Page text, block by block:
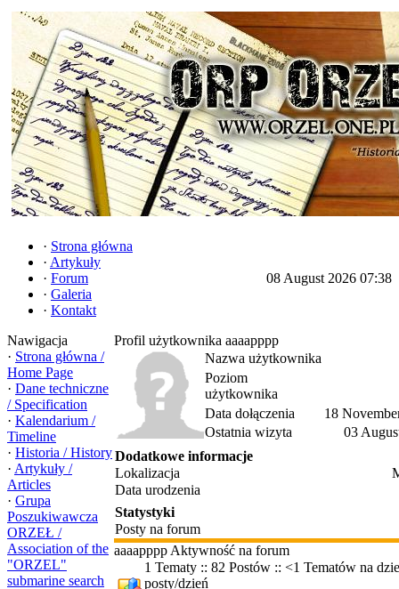
· Strona główna
· Artykuły
· Forum
· Galeria
· Kontakt
08 August 2026 07:38
Nawigacja
· Strona główna /
Home Page
· Dane techniczne
/ Specification
· Kalendarium /
Timeline
· Historia / History
· Artykuły /
Articles
· Grupa
Poszukiwawcza
ORZEŁ /
Association of the
"ORZEL"
submarine search
Profil użytkownika aaaapppp
Nazwa użytkownika
Poziom
użytkownika
Data dołączenia
18
Ostatnia wizyta
03
Dodatkowe informacje
Lokalizacja
Data urodzenia
Statystyki
Posty na forum
aaaapppp Aktywność na forum
1 Tematy :: 82 Postów :: <1 Tematów na
posty/dzień